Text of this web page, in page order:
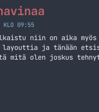
KLO 09:55
niin on aika
layouttia ja tänään
olen joskus